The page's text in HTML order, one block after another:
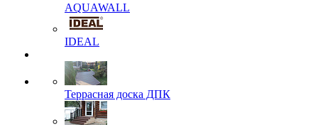
AQUAWALL
IDEAL
Террасная доска ДПК